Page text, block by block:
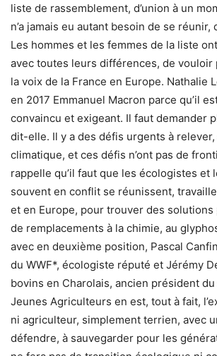
liste de rassemblement, d’union à un
n’a jamais eu autant besoin de se réunir,
Les hommes et les femmes de la liste
avec toutes leurs différences, de
la voix de la France en Europe. Nathalie
en 2017 Emmanuel Macron parce qu’il
convaincu et exigeant. Il faut demander
dit-elle. Il y a des défis urgents à
climatique, et ces défis n’ont pas de
rappelle qu’il faut que les écologistes et
souvent en conflit se réunissent,
et en Europe, pour trouver des
de remplacements à la chimie, au
avec en deuxième position, Pascal
du WWF*, écologiste réputé et Jérémy
bovins en Charolais, ancien président
Jeunes Agriculteurs en est, tout à fait,
ni agriculteur, simplement terrien, avec
défendre, à sauvegarder pour les